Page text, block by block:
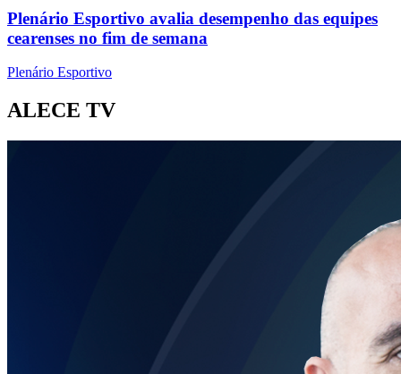
Plenário Esportivo avalia desempenho das equipes
cearenses no fim de semana
Plenário Esportivo
ALECE TV